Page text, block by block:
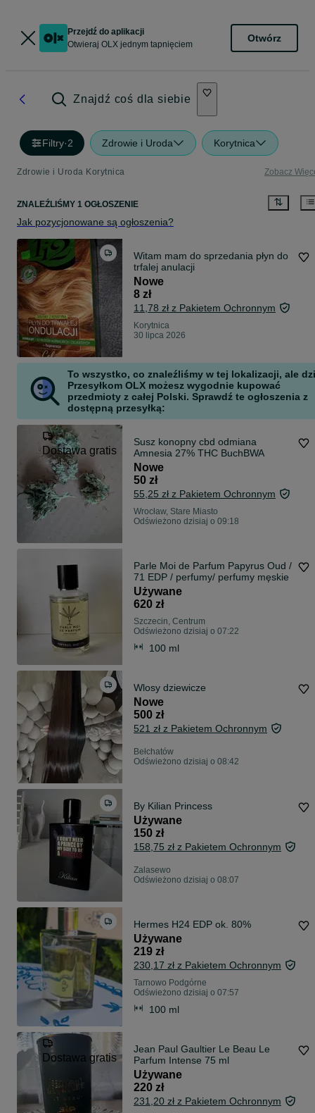
Przejdź do aplikacji
Otwieraj OLX jednym tapnięciem
Otwórz
Znajdź coś dla siebie
Filtry·2 Zdrowie i Uroda Korytnica
Zdrowie i Uroda Korytnica Zobacz
ZNALEŹLIŚMY 1 OGŁOSZENIE
Jak pozycjonowane są ogłoszenia?
Witam mam do sprzedania płyn do
trfalej anulacji
Nowe
8 zł
11,78 zł z Pakietem Ochronnym
Korytnica
30 lipca 2026
To wszystko, co znaleźliśmy w tej lokalizacji, ale
Przesyłkom OLX możesz wygodnie kupować
przedmioty z całej Polski. Sprawdź te ogłoszenia z
dostępną przesyłką:
Dostawa gratis
Susz konopny cbd odmiana
Amnesia 27% THC BuchBWA
Nowe
50 zł
55,25 zł z Pakietem Ochronnym
Wrocław, Stare Miasto
Odświeżono dzisiaj o 09:18
Parle Moi de Parfum Papyrus Oud /
71 EDP / perfumy/ perfumy męskie
Używane
620 zł
Szczecin, Centrum
Odświeżono dzisiaj o 07:22
100 ml
Wlosy dziewicze
Nowe
500 zł
521 zł z Pakietem Ochronnym
Bełchatów
Odświeżono dzisiaj o 08:42
By Kilian Princess
Używane
150 zł
158,75 zł z Pakietem Ochronnym
Zalasewo
Odświeżono dzisiaj o 08:07
Hermes H24 EDP ok. 80%
Używane
219 zł
230,17 zł z Pakietem Ochronnym
Tarnowo Podgórne
Odświeżono dzisiaj o 07:57
100 ml
Dostawa gratis
Jean Paul Gaultier Le Beau Le
Parfum Intense 75 ml
Używane
220 zł
231,20 zł z Pakietem Ochronnym